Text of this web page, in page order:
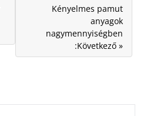
Kényelmes pamut
anyagok
nagymennyiségben
:Következő »